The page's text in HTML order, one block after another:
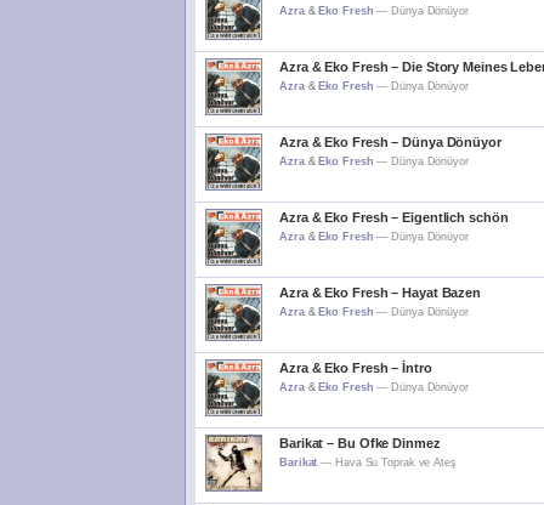
Azra& Eko Fresh — Dünya Dönüyor
Azra & Eko Fresh – Die Story Meines
Azra& Eko Fresh — Dünya Dönüyor
Azra & Eko Fresh – Dünya Dönüyor
Azra& Eko Fresh — Dünya Dönüyor
Azra & Eko Fresh – Eigentlich schön
Azra& Eko Fresh — Dünya Dönüyor
Azra & Eko Fresh – Hayat Bazen
Azra& Eko Fresh — Dünya Dönüyor
Azra & Eko Fresh – İntro
Azra& Eko Fresh — Dünya Dönüyor
Barikat – Bu Ofke Dinmez
Barikat — Hava Su Toprak ve Ateş